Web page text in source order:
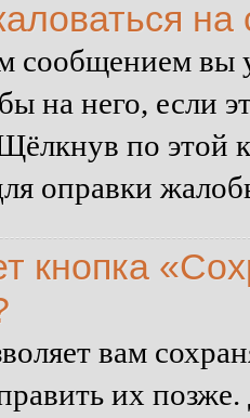
сообщением вы
на него, если
по этой
оправки
кнопка
вам
их